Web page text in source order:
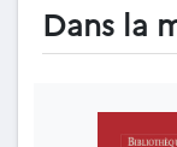
Dans la